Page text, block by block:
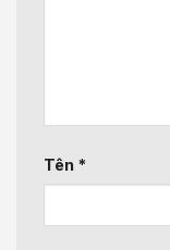
Tên *